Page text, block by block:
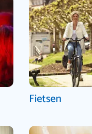
Fietsen